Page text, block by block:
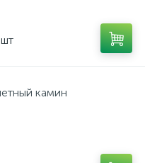
шт
камин